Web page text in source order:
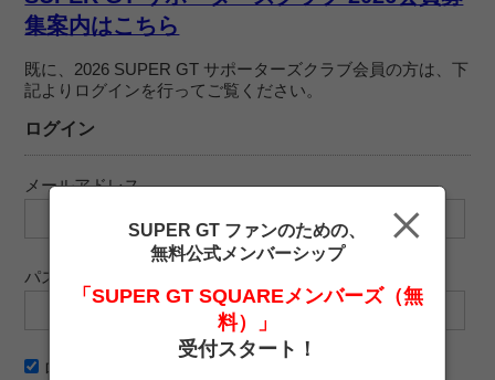
集案内はこちら
既に、2026 SUPER GT サポーターズクラブ会員の方は、下
記よりログインを行ってご覧ください。
ログイン
メールアドレス
パスワード
ログイン情報を記憶
SUPER GT ファンのための、
無料公式メンバーシップ
「SUPER GT SQUAREメンバーズ（無
料）」
受付スタート！